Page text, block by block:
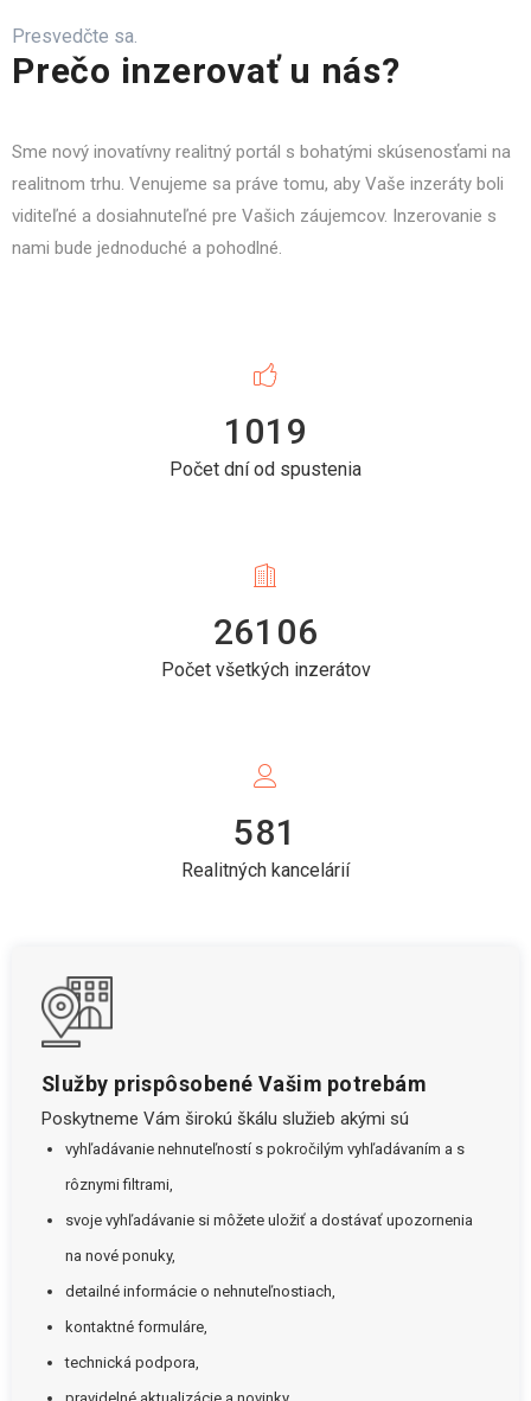
Presvedčte sa.
Prečo inzerovať u nás?
Sme nový inovatívny realitný portál s bohatými skúsenosťami na
realitnom trhu. Venujeme sa práve tomu, aby Vaše inzeráty boli
viditeľné a dosiahnuteľné pre Vašich záujemcov. Inzerovanie s
nami bude jednoduché a pohodlné.
1019
Počet dní od spustenia
26106
Počet všetkých inzerátov
581
Realitných kancelárií
Služby prispôsobené Vašim potrebám
Poskytneme Vám širokú škálu služieb akými sú
vyhľadávanie nehnuteľností s pokročilým vyhľadávaním a s
rôznymi filtrami,
svoje vyhľadávanie si môžete uložiť a dostávať upozornenia
na nové ponuky,
detailné informácie o nehnuteľnostiach,
kontaktné formuláre,
technická podpora,